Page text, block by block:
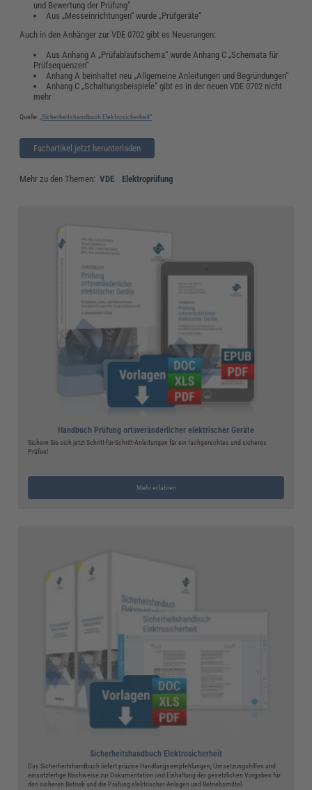
und Bewertung der Prüfung“
Aus „Messeinrichtungen“ wurde „Prüfgeräte“
Auch in den Anhänger zur VDE 0702 gibt es Neuerungen:
Aus Anhang A „Prüfablaufschema“ wurde Anhang C „Schemata für
Prüfsequenzen“
Anhang A beinhaltet neu „Allgemeine Anleitungen und Begründungen“
Anhang C „Schaltungsbeispiele“ gibt es in der neuen VDE 0702 nicht
mehr
Quelle:„Sicherheitshandbuch Elektrosicherheit“
Fachartikel jetzt herunterladen
Mehr zu den Themen: VDE Elektroprüfung
Handbuch Prüfung ortsveränderlicher elektrischer Geräte
Sichern Sie sich jetzt Schritt-für-Schritt-Anleitungen für ein fachgerechtes und sicheres
Prüfen!
Mehr erfahren
Sicherheitshandbuch Elektrosicherheit
Das Sicherheitshandbuch liefert präzise Handlungsempfehlungen, Umsetzungshilfen und
einsatzfertige Nachweise zur Dokumentation und Einhaltung der gesetzlichen Vorgaben für
den sicheren Betrieb und die Prüfung elektrischer Anlagen und Betriebsmittel.